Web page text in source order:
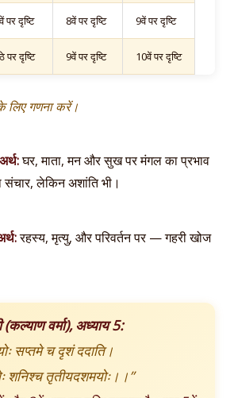
पर दृष्टि 8वें पर दृष्टि 9वें पर दृष्टि
पर दृष्टि 9वें पर दृष्टि 10वें पर दृष्टि
लिए गणना करें।
घर, माता, मन और सुख पर मंगल का प्रभाव
लेकिन अशांति भी।
रहस्य, मृत्यु, और परिवर्तन पर — गहरी खोज
वर्मा), अध्याय 5:
सप्तमे च दृशं ददाति।
शनिश्च तृतीयदशमयोः।।”